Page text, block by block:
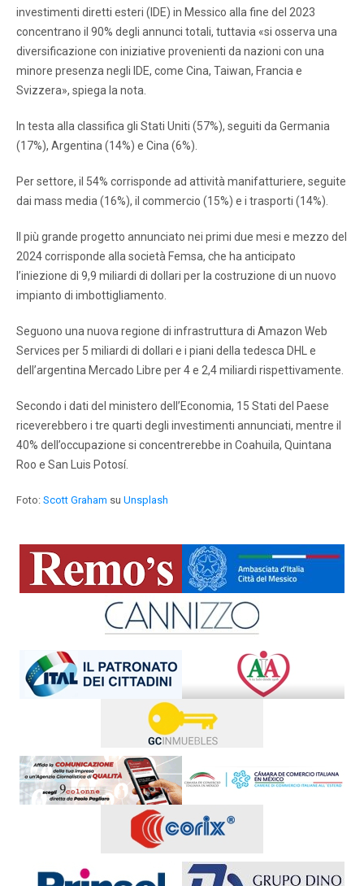
investimenti diretti esteri (IDE) in Messico alla fine del 2023
concentrano il 90% degli annunci totali, tuttavia «si osserva una
diversificazione con iniziative provenienti da nazioni con una
minore presenza negli IDE, come Cina, Taiwan, Francia e
Svizzera», spiega la nota.
In testa alla classifica gli Stati Uniti (57%), seguiti da Germania
(17%), Argentina (14%) e Cina (6%).
Per settore, il 54% corrisponde ad attività manifatturiere, seguite
dai mass media (16%), il commercio (15%) e i trasporti (14%).
Il più grande progetto annunciato nei primi due mesi e mezzo del
2024 corrisponde alla società Femsa, che ha anticipato
l’iniezione di 9,9 miliardi di dollari per la costruzione di un nuovo
impianto di imbottigliamento.
Seguono una nuova regione di infrastruttura di Amazon Web
Services per 5 miliardi di dollari e i piani della tedesca DHL e
dell’argentina Mercado Libre per 4 e 2,4 miliardi rispettivamente.
Secondo i dati del ministero dell’Economia, 15 Stati del Paese
riceverebbero i tre quarti degli investimenti annunciati, mentre il
40% dell’occupazione si concentrerebbe in Coahuila, Quintana
Roo e San Luis Potosí.
Foto: Scott Graham su Unsplash